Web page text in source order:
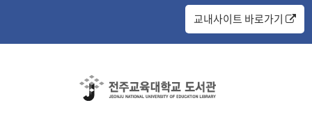
교내사이트 바로가기